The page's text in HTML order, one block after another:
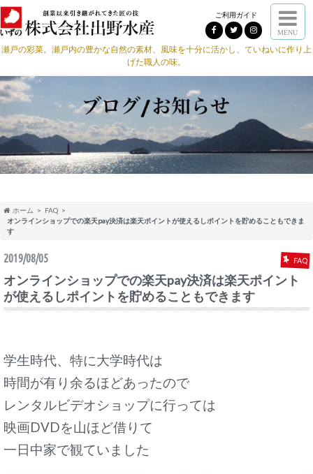
ご利用ガイド
MENU
瀬戸の彩菜。瀬戸内の豊かな自然の素材、風味を十分に活かし、ていねいに作り上
げた職人の味。
ホーム
FAQ
オンラインショップでの楽天pay決済は楽天ポイントが使えるしポイントを貯めることもできま
す
2019/08/05 FAQ
オンラインショップでの楽天pay決済は楽天ポイント
が使えるしポイントを貯めることもできます
学生時代、特に大学時代は
時間が有り余るほどあったので
レンタルビデオショップに行っては
映画DVDを山ほど借りて
一日中家で観ていました